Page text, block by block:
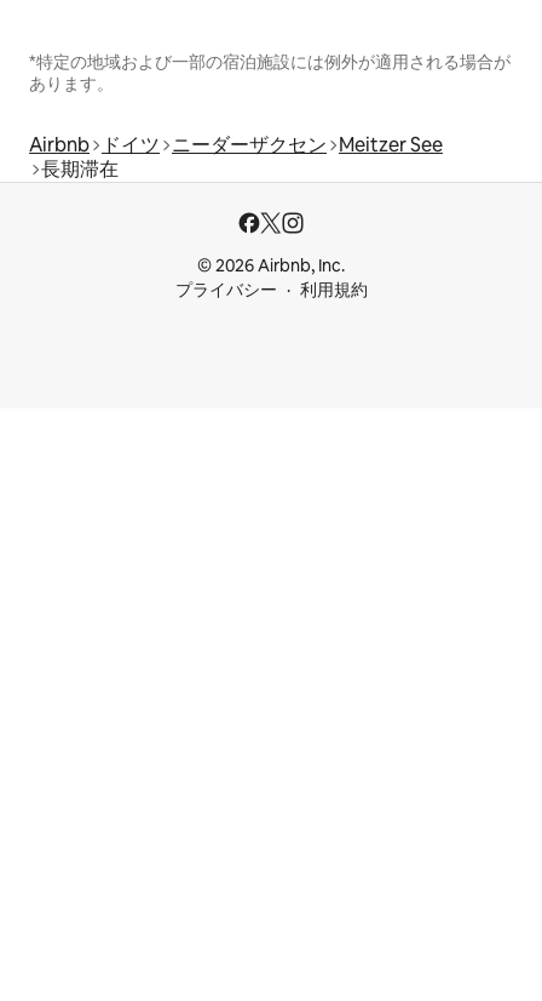
*特定の地域および一部の宿泊施設には例外が適用される場合が
あります。
Airbnb ドイツ ニーダーザクセン Meitzer See
長期滞在
© 2026 Airbnb, Inc.
プライバシー
利用規約